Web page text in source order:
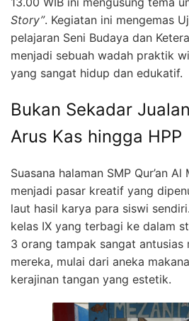
Story”. Kegiatan ini mengemas
pelajaran Seni Budaya dan
menjadi sebuah wadah praktik
yang sangat hidup dan edukatif.
Bukan Sekadar
Arus Kas hingga HPP
Suasana halaman SMP Qur’an
menjadi pasar kreatif yang
laut hasil karya para siswi
kelas IX yang terbagi ke dalam
3 orang tampak sangat antusias
mereka, mulai dari aneka
kerajinan tangan yang estetik.